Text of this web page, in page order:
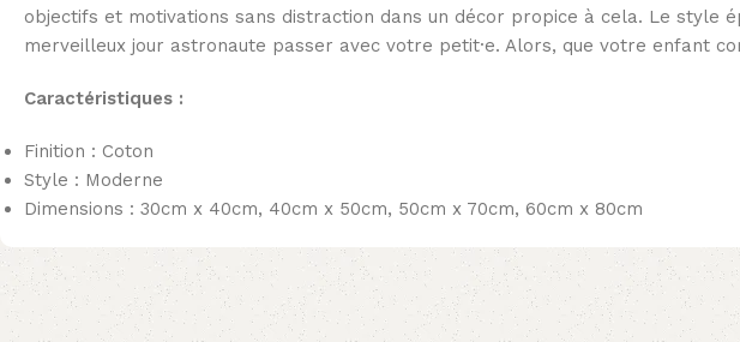
objectifs et motivations sans distraction dans un décor propice à cela. Le style
merveilleux jour astronaute passer avec votre petit·e. Alors, que votre enfant
Caractéristiques :
Finition : Coton
Style : Moderne
Dimensions : 30cm x 40cm, 40cm x 50cm, 50cm x 70cm, 60cm x 80cm